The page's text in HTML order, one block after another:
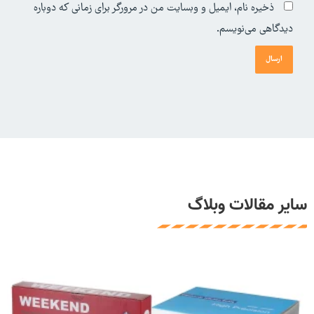
ذخیره نام، ایمیل و وبسایت من در مرورگر برای زمانی که دوباره
دیدگاهی می‌نویسم.
سایر مقالات وبلاگ